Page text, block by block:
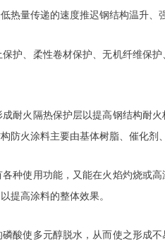
热量传递的速度推迟钢结构温升、
护、柔性卷材保护、无机纤维保
耐火隔热保护层以提高钢结构耐
防火涂料主要由基体树脂、催化剂
种使用功能，又能在火焰灼烧或
提高涂料的整体效果。
酸使多元醇脱水，从而使之形成